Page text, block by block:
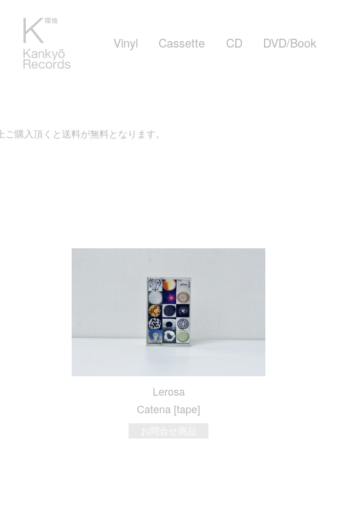
Vinyl Cassette CD DVD/Book
頂くと送料が無料となります。
Lerosa
Catena [tape]
お問合せ商品